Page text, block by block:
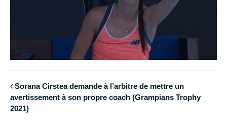
Sorana Cirstea demande à l’arbitre de mettre un
avertissement à son propre coach (Grampians Trophy
2021)